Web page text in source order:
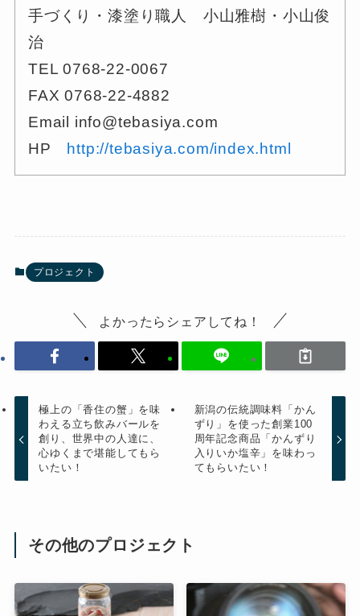
手づくり・漆塗り職人 小山雅樹・小山俊
治
TEL 0768‐22‐0067
FAX 0768‐22‐4882
Email info@tebasiya.com
HP
http://tebasiya.com/index.html
プロジェクト
よかったらシェアしてね！
極上の「香住の蟹」を味
わえる立ち飲みバールを
創り、世界中の人達に、
心ゆくまで堪能してもら
いたい！
新潟の伝統調味料「かん
ずり」を使った創業100
周年記念商品「かんずり
入りいか塩辛」を味わっ
てもらいたい！
その他のプロジェクト